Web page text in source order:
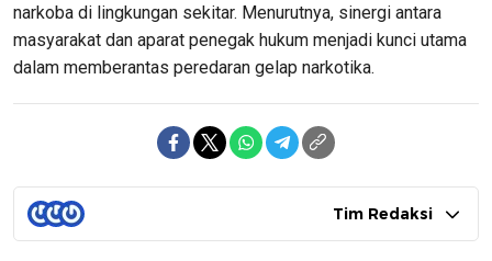
narkoba di lingkungan sekitar. Menurutnya, sinergi antara
masyarakat dan aparat penegak hukum menjadi kunci utama
dalam memberantas peredaran gelap narkotika.
Tim Redaksi